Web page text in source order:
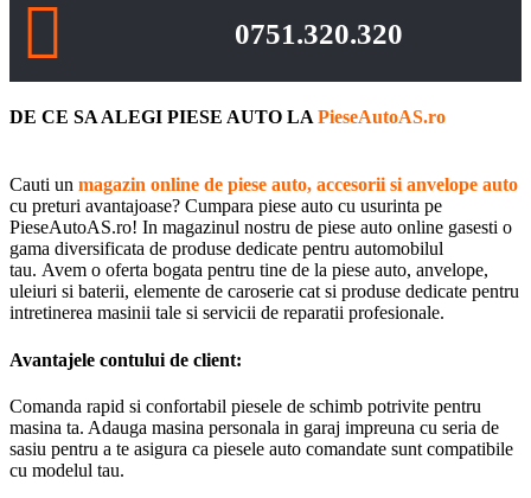
0751.320.320
DE CE SA ALEGI PIESE AUTO LA PieseAutoAS.ro
Cauti un magazin online de piese auto, accesorii si anvelope auto
cu preturi avantajoase? Cumpara piese auto cu usurinta pe
PieseAutoAS.ro! In magazinul nostru de piese auto online gasesti o
gama diversificata de produse dedicate pentru automobilul
tau. Avem o oferta bogata pentru tine de la piese auto, anvelope,
uleiuri si baterii, elemente de caroserie cat si produse dedicate pentru
intretinerea masinii tale si servicii de reparatii profesionale.
Avantajele contului de client:
Comanda rapid si confortabil piesele de schimb potrivite pentru
masina ta. Adauga masina personala in garaj impreuna cu seria de
sasiu pentru a te asigura ca piesele auto comandate sunt compatibile
cu modelul tau.